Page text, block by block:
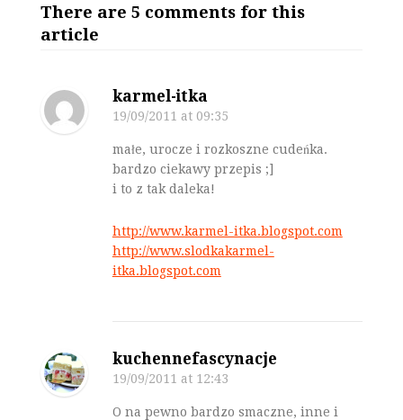
There are 5 comments for this
article
karmel-itka
19/09/2011 at 09:35
małe, urocze i rozkoszne cudeńka.
bardzo ciekawy przepis ;]
i to z tak daleka!
http://www.karmel-itka.blogspot.com
http://www.slodkakarmel-
itka.blogspot.com
kuchennefascynacje
19/09/2011 at 12:43
O na pewno bardzo smaczne, inne i